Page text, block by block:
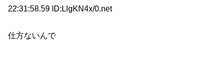
22:31:58.59 ID:LlgKN4x/0.net
仕方ないんで